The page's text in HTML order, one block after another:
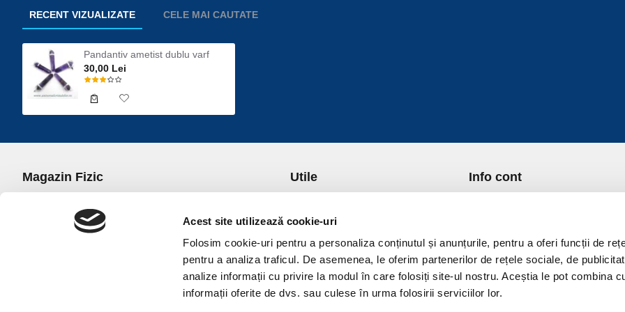
Acest site utilizează cookie-uri
Folosim cookie-uri pentru a personaliza conținutul și anunțurile, pentru a oferi funcții de
pentru a analiza traficul. De asemenea, le oferim partenerilor de rețele sociale, de
analize informații cu privire la modul în care folosiți site-ul nostru. Aceștia le pot combina
informații oferite de dvs. sau culese în urma folosirii serviciilor lor.
RECENT VIZUALIZATE CELE MAI CAUTATE
Pandantiv ametist dublu varf
30,00 Lei
Magazin Fizic
office@universulcristalelor.ro
0799 879 911, 0723 145 611 (Comenzi Telefonice)
Utile
Transport si Plata
Politica de Returnare
Politica de confidentialitate
Politica Cookies
Termeni si conditii
Info cont
Lista Favorite
GDPR - Protectia datelor
Contact